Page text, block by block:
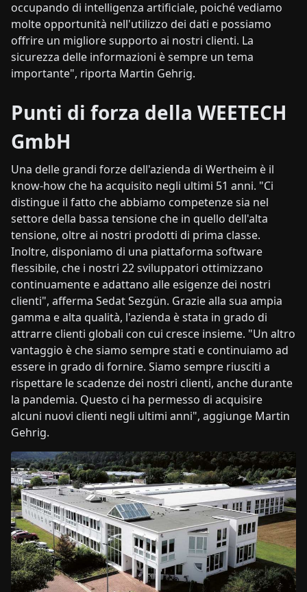
occupando di intelligenza artificiale, poiché vediamo
molte opportunità nell'utilizzo dei dati e possiamo
offrire un migliore supporto ai nostri clienti. La
sicurezza delle informazioni è sempre un tema
importante", riporta Martin Gehrig.
Punti di forza della WEETECH
GmbH
Una delle grandi forze dell'azienda di Wertheim è il
know-how che ha acquisito negli ultimi 51 anni. "Ci
distingue il fatto che abbiamo competenze sia nel
settore della bassa tensione che in quello dell'alta
tensione, oltre ai nostri prodotti di prima classe.
Inoltre, disponiamo di una piattaforma software
flessibile, che i nostri 22 sviluppatori ottimizzano
continuamente e adattano alle esigenze dei nostri
clienti", afferma Sedat Sezgün. Grazie alla sua ampia
gamma e alta qualità, l'azienda è stata in grado di
attrarre clienti globali con cui cresce insieme. "Un altro
vantaggio è che siamo sempre stati e continuiamo ad
essere in grado di fornire. Siamo sempre riusciti a
rispettare le scadenze dei nostri clienti, anche durante
la pandemia. Questo ci ha permesso di acquisire
alcuni nuovi clienti negli ultimi anni", aggiunge Martin
Gehrig.